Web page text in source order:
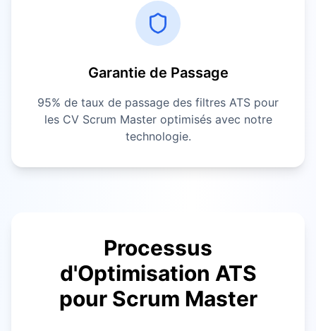
Garantie de Passage
95% de taux de passage des filtres ATS pour
les CV Scrum Masteroptimisés avec notre
technologie.
Processus
d'Optimisation ATS
pour Scrum Master